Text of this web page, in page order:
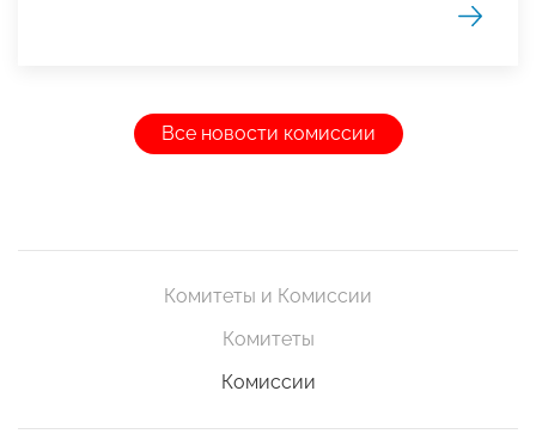
Все новости комиссии
Комитеты и Комиссии
Комитеты
Комиссии